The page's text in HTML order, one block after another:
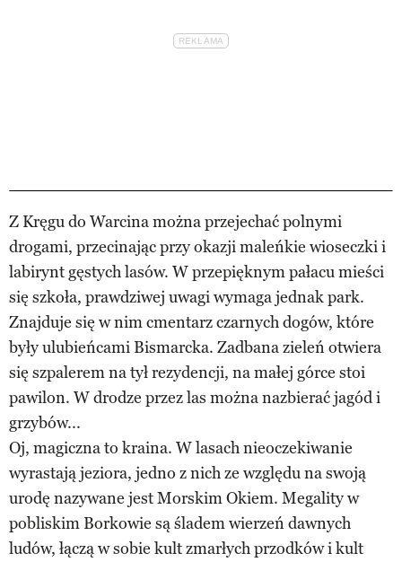
Z Kręgu do Warcina można przejechać polnymi
drogami, przecinając przy okazji maleńkie wioseczki i
labirynt gęstych lasów. W przepięknym pałacu mieści
się szkoła, prawdziwej uwagi wymaga jednak park.
Znajduje się w nim cmentarz czarnych dogów, które
były ulubieńcami Bismarcka. Zadbana zieleń otwiera
się szpalerem na tył rezydencji, na małej górce stoi
pawilon. W drodze przez las można nazbierać jagód i
grzybów...
Oj, magiczna to kraina. W lasach nieoczekiwanie
wyrastają jeziora, jedno z nich ze względu na swoją
urodę nazywane jest Morskim Okiem. Megality w
pobliskim Borkowie są śladem wierzeń dawnych
ludów, łączą w sobie kult zmarłych przodków i kult